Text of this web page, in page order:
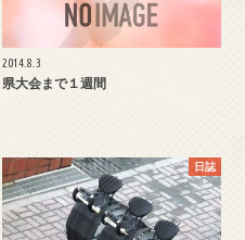
2014.8.3
県大会まで１週間
日誌